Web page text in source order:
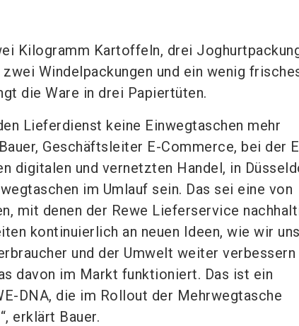
Kilogramm Kartoffeln, drei
Windelpackungen und ein wenig
die Ware in drei Papiertüten.
Lieferdienst keine Einwegtaschen mehr
Geschäftsleiter E-Commerce, bei der
digitalen und vernetzten Handel, in
im Umlauf sein. Das sei eine von
mit denen der Rewe Lieferservice
kontinuierlich an neuen Ideen, wie wir
und der Umwelt weiter verbessern
davon im Markt funktioniert. Das ist ein
DNA, die im Rollout der Mehrwegtasche
erklärt Bauer.